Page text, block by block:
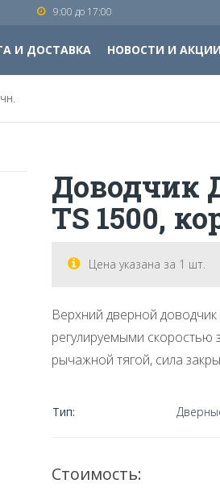
И ДОСТАВКА НОВОСТИ И АКЦИИ
9:00 до 17:00
Доводчик
TS 1500,
Цена указана за 1 шт.
Верхний дверной доводчик
регулируемыми скоростью
рычажной тягой, сила
Тип:
Стоимость: